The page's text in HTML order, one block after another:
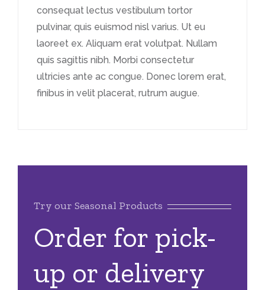
consequat lectus vestibulum tortor
pulvinar, quis euismod nisl varius. Ut eu
laoreet ex. Aliquam erat volutpat. Nullam
quis sagittis nibh. Morbi consectetur
ultricies ante ac congue. Donec lorem erat,
finibus in velit placerat, rutrum augue.
Try our Seasonal Products
Order for pick-
up or delivery